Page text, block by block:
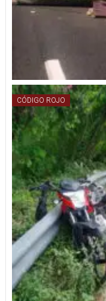
CÓDIGO ROJO